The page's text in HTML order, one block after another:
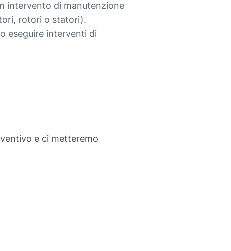
intervento di manutenzione
rotori o statori).
eseguire interventi di
e ci metteremo